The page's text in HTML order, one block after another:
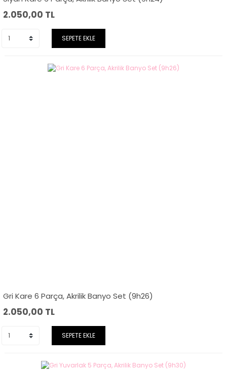
2.050,00 TL
SEPETE EKLE
Gri Kare 6 Parça, Akrilik Banyo Set (9h26)
2.050,00 TL
SEPETE EKLE